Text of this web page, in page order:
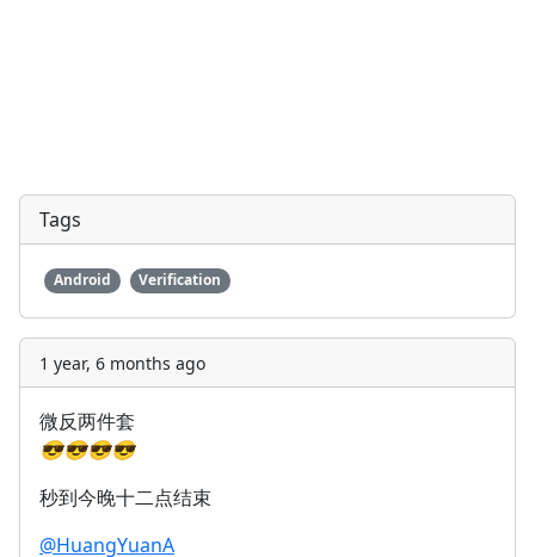
Tags
Android Verification
1 year, 6 months ago
微反两件套
😎😎😎😎
秒到今晚十二点结束
@HuangYuanA